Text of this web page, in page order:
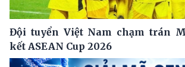
Đội tuyển Việt Nam chạm trán
kết ASEAN Cup 2026